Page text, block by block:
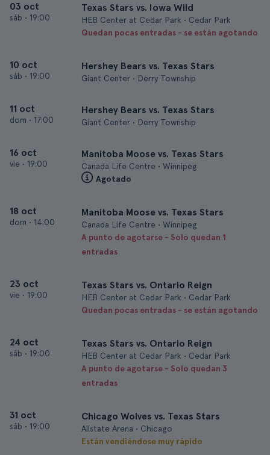
03 oct
sáb • 19:00
Texas Stars vs. Iowa Wild
HEB Center at Cedar Park • Cedar Park
Quedan pocas entradas - se están agotando
10 oct
sáb • 19:00
Hershey Bears vs. Texas Stars
Giant Center • Derry Township
11 oct
dom • 17:00
Hershey Bears vs. Texas Stars
Giant Center • Derry Township
16 oct
vie • 19:00
Manitoba Moose vs. Texas Stars
Canada Life Centre • Winnipeg
Agotado
18 oct
dom • 14:00
Manitoba Moose vs. Texas Stars
Canada Life Centre • Winnipeg
A punto de agotarse - Solo quedan 1
entradas
23 oct
vie • 19:00
Texas Stars vs. Ontario Reign
HEB Center at Cedar Park • Cedar Park
Quedan pocas entradas - se están agotando
24 oct
sáb • 19:00
Texas Stars vs. Ontario Reign
HEB Center at Cedar Park • Cedar Park
A punto de agotarse - Solo quedan 3
entradas
31 oct
sáb • 19:00
Chicago Wolves vs. Texas Stars
Allstate Arena • Chicago
Están vendiéndose muy rápido